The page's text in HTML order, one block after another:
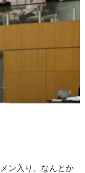
ン入り。なんとか